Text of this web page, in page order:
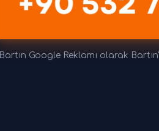
Bartın Google Reklamı olarak